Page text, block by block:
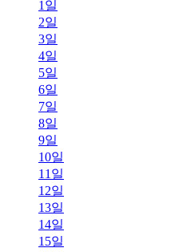
1일
2일
3일
4일
5일
6일
7일
8일
9일
10일
11일
12일
13일
14일
15일